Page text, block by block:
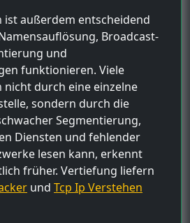
außerdem entscheidend
Broadcast-
und
funktionieren. Viele
durch eine einzelne
sondern durch die
Segmentierung,
Diensten und fehlender
lesen kann, erkennt
früher. Vertiefung liefern
und Tcp Ip Verstehen